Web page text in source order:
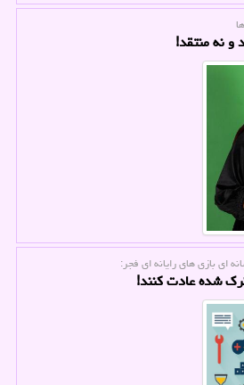
و نه منتقد!
ای بازی های رایانه ای فجر:
شده عادت کنند!